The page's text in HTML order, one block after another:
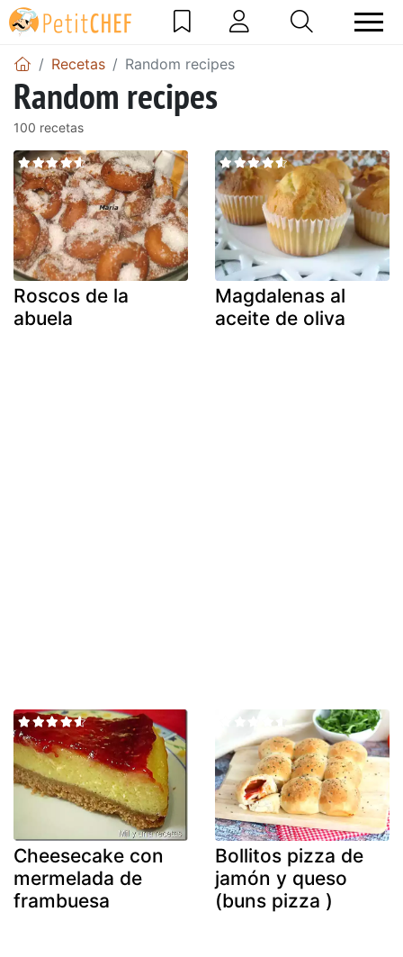
Recetas Random recipes
Random recipes
100 recetas
Roscos de la
abuela
Magdalenas al
aceite de oliva
Cheesecake con
mermelada de
frambuesa
Bollitos pizza de
jamón y queso
(buns pizza )